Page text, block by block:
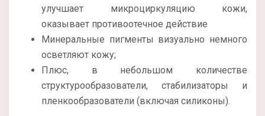
улучшает микроциркуляцию кожи,
оказывает противоотечное действие
Минеральные пигменты визуально немного
осветляют кожу;
Плюс, в небольшом количестве
структурообразователи, стабилизаторы и
пленкообразователи (включая силиконы).